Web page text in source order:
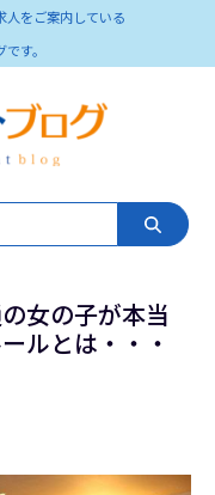
人をご案内している
す。
女の子が本当
ルとは・・・